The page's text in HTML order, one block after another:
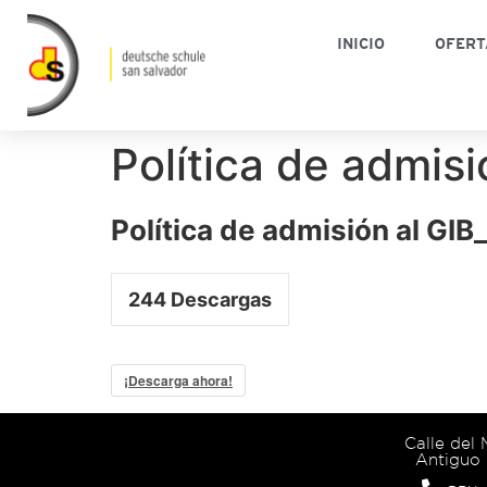
INICIO
Política de
Política de admisión al
244 Descargas
¡Descarga ahora!
Calle del
Antiguo